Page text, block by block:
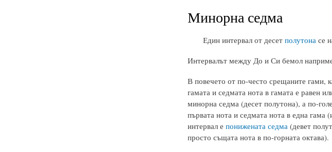
Минорна седма
Един интервал от десет полутонасе
Интервалът между До и Си бемол
В повечето от по-често срещаните гами,
гамата и седмата нота в гамата е равен
минорна седма (десет полутона), а по-
първата нота и седмата нота в една
интервал е понижената седма(девет
просто същата нота в по-горната октава).